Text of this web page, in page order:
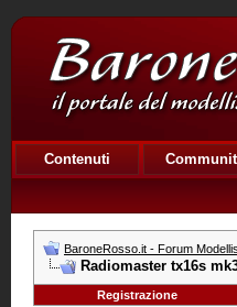
Contenuti
BaroneRosso.it - Forum
Radiomaster tx16s
Registrazione